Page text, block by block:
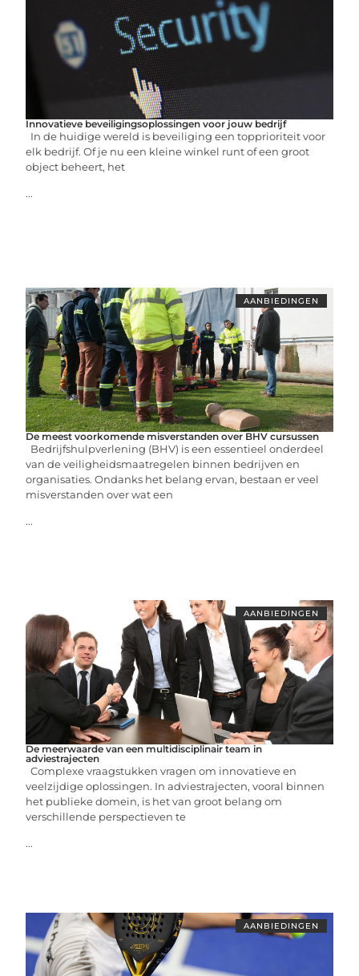
Innovatieve beveiligingsoplossingen voor jouw bedrijf
In de huidige wereld is beveiliging een topprioriteit voor
elk bedrijf. Of je nu een kleine winkel runt of een groot
object beheert, het
...
AANBIEDINGEN
De meest voorkomende misverstanden over BHV cursussen
Bedrijfshulpverlening (BHV) is een essentieel onderdeel
van de veiligheidsmaatregelen binnen bedrijven en
organisaties. Ondanks het belang ervan, bestaan er veel
misverstanden over wat een
...
AANBIEDINGEN
De meerwaarde van een multidisciplinair team in
adviestrajecten
Complexe vraagstukken vragen om innovatieve en
veelzijdige oplossingen. In adviestrajecten, vooral binnen
het publieke domein, is het van groot belang om
verschillende perspectieven te
...
AANBIEDINGEN